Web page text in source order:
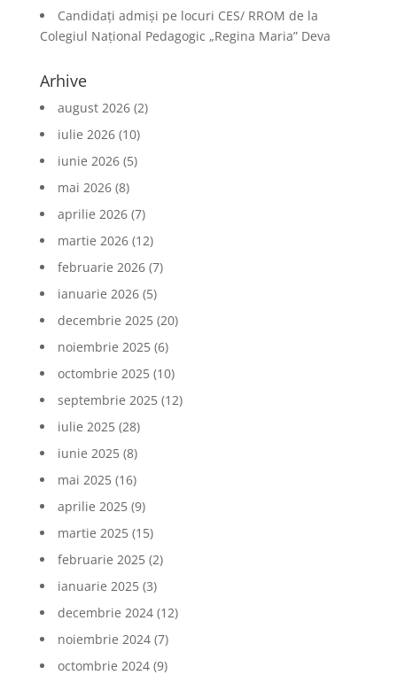
Candidați admiși pe locuri CES/ RROM de la
Colegiul Național Pedagogic „Regina Maria” Deva
Arhive
august 2026(2)
iulie 2026(10)
iunie 2026(5)
mai 2026(8)
aprilie 2026(7)
martie 2026(12)
februarie 2026(7)
ianuarie 2026(5)
decembrie 2025(20)
noiembrie 2025(6)
octombrie 2025(10)
septembrie 2025(12)
iulie 2025(28)
iunie 2025(8)
mai 2025(16)
aprilie 2025(9)
martie 2025(15)
februarie 2025(2)
ianuarie 2025(3)
decembrie 2024(12)
noiembrie 2024(7)
octombrie 2024(9)